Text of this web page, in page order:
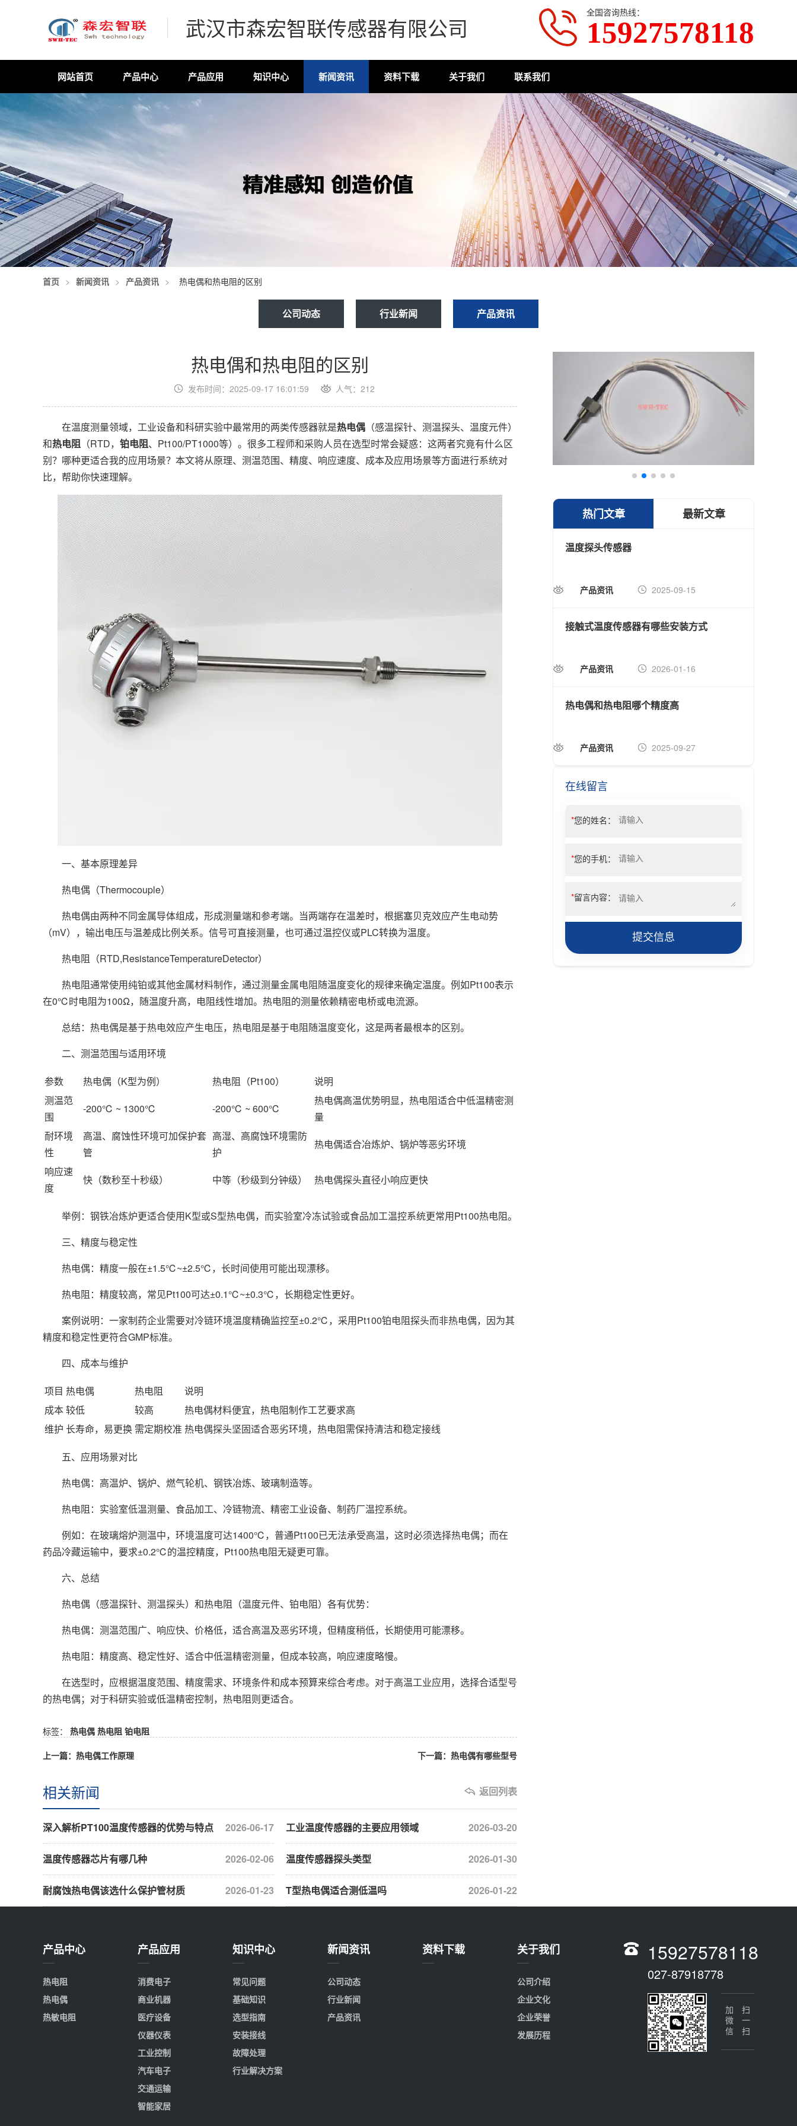
武汉市森宏智联传感器有限公司
全国咨询热线：
15927578118
网站首页 产品中心 产品应用 知识中心 新闻资讯 资料下载 关于我们 联系我们
首页 > 新闻资讯 > 产品资讯 > 热电偶和热电阻的区别
公司动态 行业新闻 产品资讯
热电偶和热电阻的区别
发布时间：2025-09-17 16:01:59 人气：212
在温度测量领域，工业设备和科研实验中最常用的两类传感器就是热电偶 （感温探针、测温探头、温度元件）
和热电阻 （RTD， 铂电阻、Pt100/PT1000等）。很多工程师和采购人员在选型时常会疑惑：这两者究竟有什么区
别？哪种更适合我的应用场景？本文将从原理、测温范围、精度、响应速度、成本及应用场景等方面进行系统对
比，帮助你快速理解。
一、基本原理差异
热电偶（Thermocouple）
热电偶由两种不同金属导体组成，形成测量端和参考端。当两端存在温差时，根据塞贝克效应产生电动势
（mV），输出电压与温差成比例关系。信号可直接测量，也可通过温控仪或PLC转换为温度。
热电阻（RTD,ResistanceTemperatureDetector）
热电阻通常使用纯铂或其他金属材料制作，通过测量金属电阻随温度变化的规律来确定温度。例如Pt100表示
在0℃时电阻为100Ω，随温度升高，电阻线性增加。热电阻的测量依赖精密电桥或电流源。
总结：热电偶是基于热电效应产生电压，热电阻是基于电阻随温度变化，这是两者最根本的区别。
二、测温范围与适用环境
参数 热电偶（K型为例） 热电阻（Pt100）
说明
测温范
围
-200℃ ~ 1300℃ -200℃ ~ 600℃
热电偶高温优势明显，热电阻适合中低温精密测
量
耐环境
性
高温、腐蚀性环境可加保护套
管
高湿、高腐蚀环境需防
护
热电偶适合冶炼炉、锅炉等恶劣环境
响应速
度
快（数秒至十秒级） 中等（秒级到分钟级） 热电偶探头直径小响应更快
举例：钢铁冶炼炉更适合使用K型或S型热电偶，而实验室冷冻试验或食品加工温控系统更常用Pt100热电阻。
三、精度与稳定性
热电偶：精度一般在±1.5℃~±2.5℃，长时间使用可能出现漂移。
热电阻：精度较高，常见Pt100可达±0.1℃~±0.3℃，长期稳定性更好。
案例说明：一家制药企业需要对冷链环境温度精确监控至±0.2℃，采用Pt100铂电阻探头而非热电偶，因为其
精度和稳定性更符合GMP标准。
四、成本与维护
项目 热电偶 热电阻
说明
成本较低 较高
热电偶材料便宜，热电阻制作工艺要求高
维护 长寿命，易更换 需定期校准 热电偶探头坚固适合恶劣环境，热电阻需保持清洁和稳定接线
五、应用场景对比
热电偶：高温炉、锅炉、燃气轮机、钢铁冶炼、玻璃制造等。
热电阻：实验室低温测量、食品加工、冷链物流、精密工业设备、制药厂温控系统。
例如：在玻璃熔炉测温中，环境温度可达1400℃，普通Pt100已无法承受高温，这时必须选择热电偶；而在
药品冷藏运输中，要求±0.2℃的温控精度，Pt100热电阻无疑更可靠。
六、总结
热电偶（感温探针、测温探头）和热电阻（温度元件、铂电阻）各有优势：
热电偶：测温范围广、响应快、价格低，适合高温及恶劣环境，但精度稍低，长期使用可能漂移。
热电阻：精度高、稳定性好、适合中低温精密测量，但成本较高，响应速度略慢。
在选型时，应根据温度范围、精度需求、环境条件和成本预算来综合考虑。对于高温工业应用，选择合适型号
的热电偶；对于科研实验或低温精密控制，热电阻则更适合。
标签： 热电偶 热电阻 铂电阻
上一篇：热电偶工作原理 下一篇：热电偶有哪些型号
返回列表
相关新闻
2026-06-17
深入解析PT100温度传感器的优势与特点 2026-03-20
工业温度传感器的主要应用领域
2026-02-06
温度传感器芯片有哪几种 2026-01-30
温度传感器探头类型
2026-01-23
耐腐蚀热电偶该选什么保护管材质 2026-01-22
T型热电偶适合测低温吗
热门文章 最新文章
温度探头传感器
产品资讯 2025-09-15
接触式温度传感器有哪些安装方式
产品资讯 2026-01-16
热电偶和热电阻哪个精度高
产品资讯 2025-09-27
在线留言
*您的姓名：
*您的手机：
*留言内容：
提交信息
产品中心
热电阻
热电偶
热敏电阻
产品应用
消费电子
商业机器
医疗设备
仪器仪表
工业控制
汽车电子
交通运输
智能家居
知识中心
常见问题
基础知识
选型指南
安装接线
故障处理
行业解决方案
新闻资讯
公司动态
行业新闻
产品资讯
资料下载 关于我们
公司介绍
企业文化
企业荣誉
发展历程
15927578118
027-87918778
扫一扫
加微信